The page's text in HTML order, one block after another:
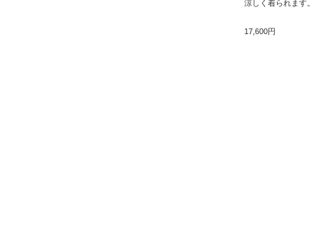
涼しく着られます。
17,600円